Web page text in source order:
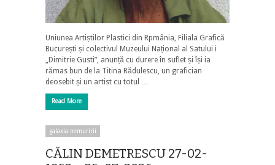
Uniunea Artiștilor Plastici din Rpmânia, Filiala Grafică
București și colectivul Muzeului Național al Satului i
„Dimitrie Gusti”, anunță cu durere în suflet și își ia
rămas bun de la Titina Rădulescu, un grafician
deosebit și un artist cu totul …
Read More
galaxia nemuririi
CĂLIN DEMETRESCU 27-02-